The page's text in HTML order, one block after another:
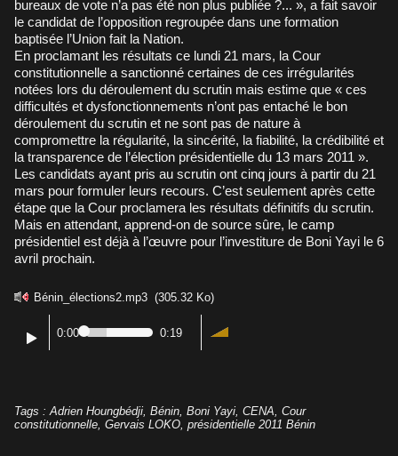
bureaux de vote n’a pas été non plus publiée ?... », a fait savoir
le candidat de l’opposition regroupée dans une formation
baptisée l’Union fait la Nation.
En proclamant les résultats ce lundi 21 mars, la Cour
constitutionnelle a sanctionné certaines de ces irrégularités
notées lors du déroulement du scrutin mais estime que « ces
difficultés et dysfonctionnements n’ont pas entaché le bon
déroulement du scrutin et ne sont pas de nature à
compromettre la régularité, la sincérité, la fiabilité, la crédibilité et
la transparence de l’élection présidentielle du 13 mars 2011 ».
Les candidats ayant pris au scrutin ont cinq jours à partir du 21
mars pour formuler leurs recours. C’est seulement après cette
étape que la Cour proclamera les résultats définitifs du scrutin.
Mais en attendant, apprend-on de source sûre, le camp
présidentiel est déjà à l’œuvre pour l’investiture de Boni Yayi le 6
avril prochain.
Bénin_élections2.mp3 (305.32 Ko)
0:00 0:19
Tags : Adrien Houngbédji Bénin Boni Yayi CENA Cour
constitutionnelle Gervais LOKO présidentielle 2011 Bénin